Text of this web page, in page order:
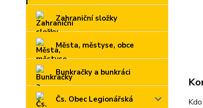
Zahraniční složky
Města, městyse, obce
Bunkračky a bunkráci
Čs. Obec Legionářská